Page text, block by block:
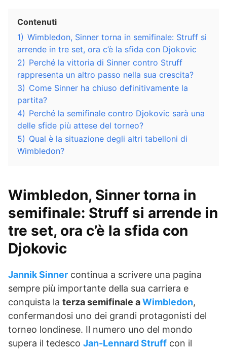
Contenuti
1) Wimbledon, Sinner torna in semifinale: Struff si
arrende in tre set, ora c’è la sfida con Djokovic
2) Perché la vittoria di Sinner contro Struff
rappresenta un altro passo nella sua crescita?
3) Come Sinner ha chiuso definitivamente la
partita?
4) Perché la semifinale contro Djokovic sarà una
delle sfide più attese del torneo?
5) Qual è la situazione degli altri tabelloni di
Wimbledon?
Wimbledon, Sinner torna in
semifinale: Struff si arrende in
tre set, ora c’è la sfida con
Djokovic
Jannik Sinner continua a scrivere una pagina
sempre più importante della sua carriera e
conquista la terza semifinale aWimbledon,
confermandosi uno dei grandi protagonisti del
torneo londinese. Il numero uno del mondo
supera il tedesco Jan-Lennard Struff con il